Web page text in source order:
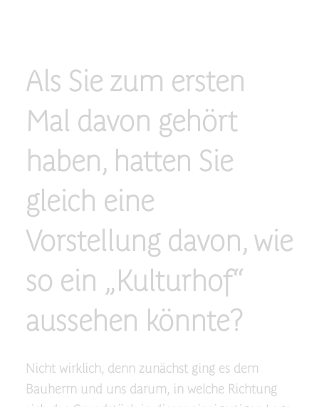
Als Sie zum ersten
Mal davon gehört
haben, hatten Sie
gleich eine
Vorstellung davon, wie
so ein „Kulturhof“
aussehen könnte?
Nicht wirklich, denn zunächst ging es dem
Bauherrn und uns darum, in welche Richtung